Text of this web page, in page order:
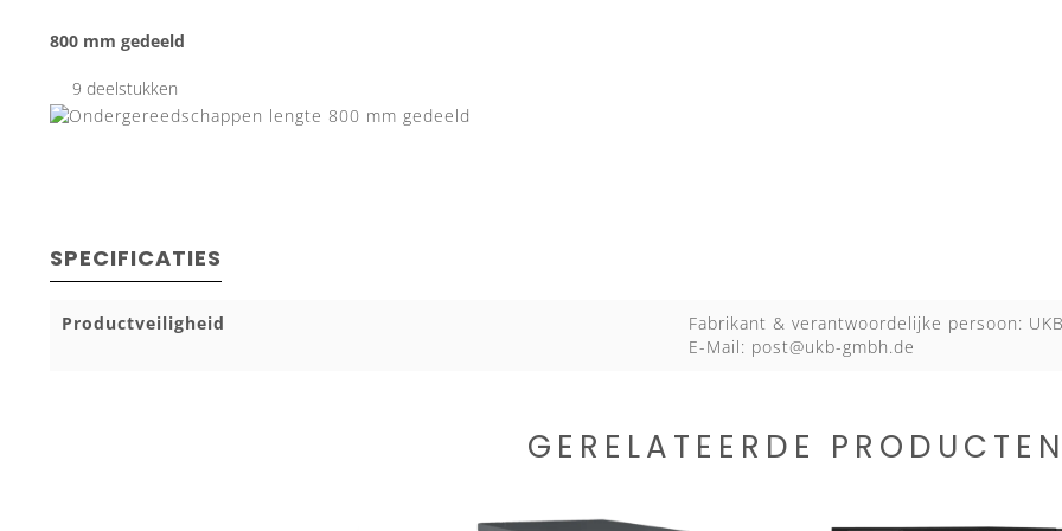
800 mm gedeeld
9 deelstukken
SPECIFICATIES
Productveiligheid
Fabrikant & verantwoordelijke persoon:
E-Mail: post@ukb-gmbh.de
GERELATEERDE